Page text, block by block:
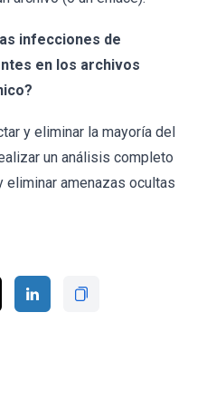
infecciones de
en los archivos
y eliminar la mayoría del
un análisis completo
amenazas ocultas